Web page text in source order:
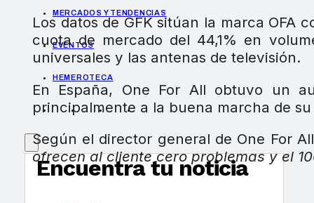
MERCADOS Y TENDENCIAS
EVENTOS
HEMEROTECA
Encuentra tu noticia
Los datos de GFK sitúan la marca
cuota de mercado del 44,1% en
universales y las antenas de televisión.
En España, One For All obtuvo un
principalmente a la buena marcha de
Según el director general de One For
ofrecen al cliente cero problemas y el